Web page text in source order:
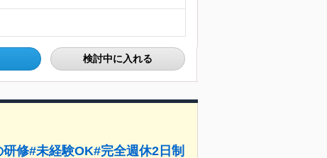
検討中に入れる
修#未経験OK#完全週休2日制